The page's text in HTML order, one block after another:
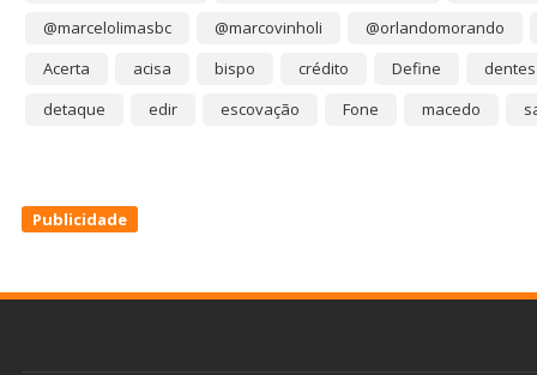
@marcelolimasbc
@marcovinholi
@orlandomorando
Acerta
acisa bispo crédito Define
dentes
detaque
edir escovação Fone macedo
Publicidade